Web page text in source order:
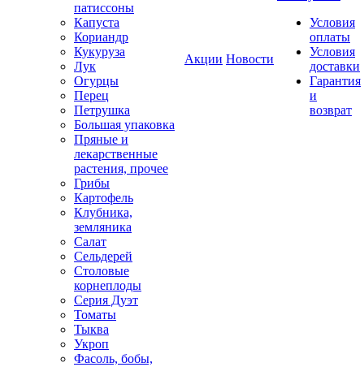
патиссоны
Капуста
Кориандр
Кукуруза
Лук
Огурцы
Перец
Петрушка
Большая упаковка
Пряные и
лекарственные
растения, прочее
Грибы
Картофель
Клубника,
земляника
Салат
Сельдерей
Столовые
корнеплоды
Серия Дуэт
Томаты
Тыква
Укроп
Фасоль, бобы,
Акции Новости
Условия
оплаты
Условия
доставки
Гарантия
и
возврат